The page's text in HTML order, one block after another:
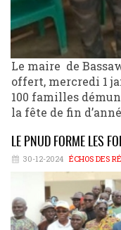
Le maire de
offert, mercredi 1
100 familles
la fête de fin
LE PNUD FORME LES
30-12-2024 ÉCHOS DES